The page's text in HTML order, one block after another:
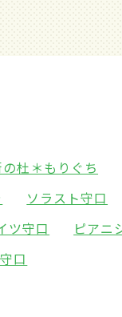
杜＊もりぐち
ソラスト守口
ツ守口
ピアニ
口